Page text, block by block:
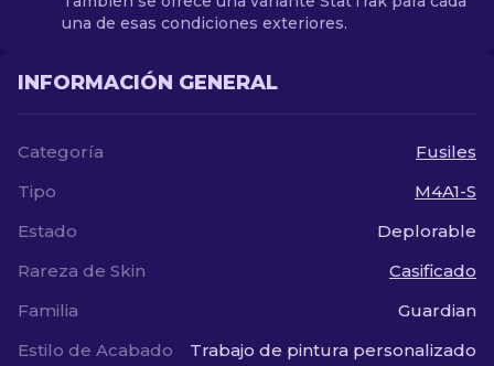
una de esas condiciones exteriores.
INFORMACIÓN GENERAL
Categoría
Fusiles
Tipo
M4A1-S
Estado
Deplorable
Rareza de Skin
Casificado
Familia
Guardian
Estilo de Acabado
Trabajo de pintura personalizado